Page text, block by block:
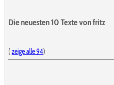
Die neuesten 10 Texte von fritz
(zeige alle 94)